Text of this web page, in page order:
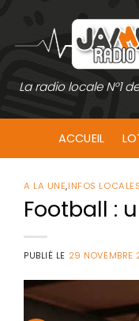
contenu
La radio locale N°1
ACCUEIL
A LA UNE,INFOS LOCALES
Football :
PUBLIÉ LE 29 NOVEMBRE